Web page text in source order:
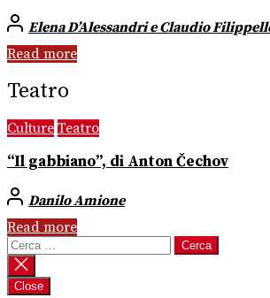
Elena D’Alessandri e Claudio
Read more
Teatro
Culture Teatro
“Il gabbiano”, di Anton Čechov
Danilo Amione
Read more
Ricerca
per:
Close